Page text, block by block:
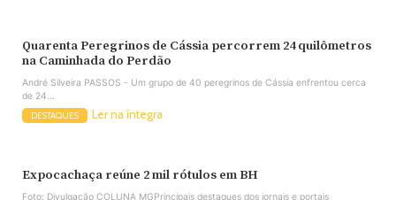
Quarenta Peregrinos de Cássia percorrem 24 quilômetros
na Caminhada do Perdão
André Silveira PASSOS - Um grupo de 40 peregrinos de Cássia enfrentou cerca
de 24...
DESTAQUES Ler na íntegra
Expocachaça reúne 2 mil rótulos em BH
Foto: Divulgação COLUNA MGPrincipais destaques dos jornais e portais